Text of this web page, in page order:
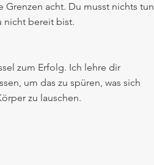
acht. Du musst nichts tun
nicht bereit bist.
zum Erfolg. Ich lehre dir
um das zu spüren, was sich
zu lauschen.